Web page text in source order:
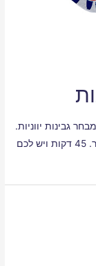
גבינות יווניות.
המוצר מגיע קפוא בתבנית המיועדת לאפייה בתנור. 45 דקות ויש לכם